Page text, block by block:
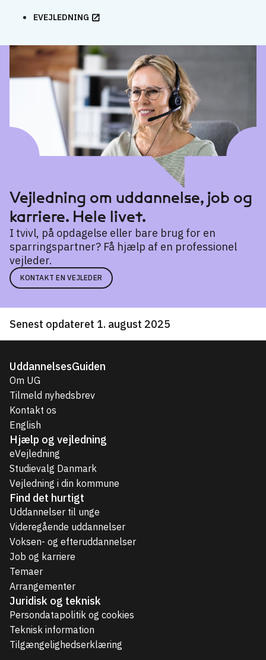
EVEJLEDNING
Vejledning om uddannelse, job og
karriere. Hele livet.
I tvivl, på opdagelse eller bare brug for en
sparringspartner? Få hjælp af en professionel
vejleder.
KONTAKT EN VEJLEDER
Senest opdateret 1. august 2025
UddannelsesGuiden
Om UG
Tilmeld nyhedsbrev
Kontakt os
English
Hjælp og vejledning
eVejledning
Studievalg Danmark
Vejledning i din kommune
Find det hurtigt
Uddannelser til unge
Videregående uddannelser
Voksen- og efteruddannelser
Job og karriere
Temaer
Arrangementer
Juridisk og teknisk
Persondatapolitik og cookies
Teknisk information
Tilgængelighedserklæring